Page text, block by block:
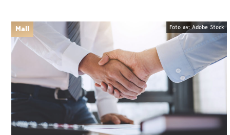
Mall Foto av: Adobe Stock